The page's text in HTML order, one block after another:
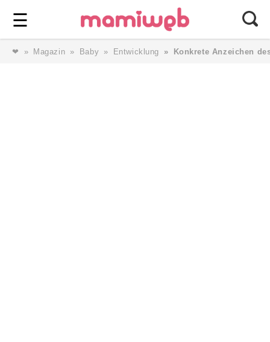
☰ ⎯ Wir lieben Familie ⎯
❤ Magazin Baby Entwicklung Konkrete Anzeichen